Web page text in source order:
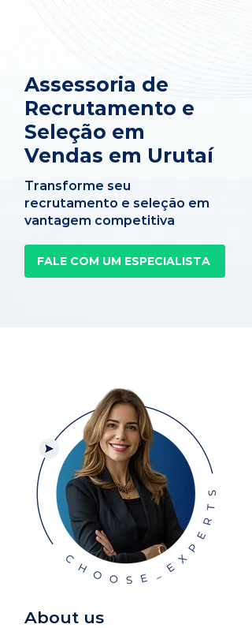
Assessoria de
Recrutamento e
Seleção em
Vendas em Urutaí
Transforme seu
recrutamento e seleção em
vantagem competitiva
FALE COM UM ESPECIALISTA
About us